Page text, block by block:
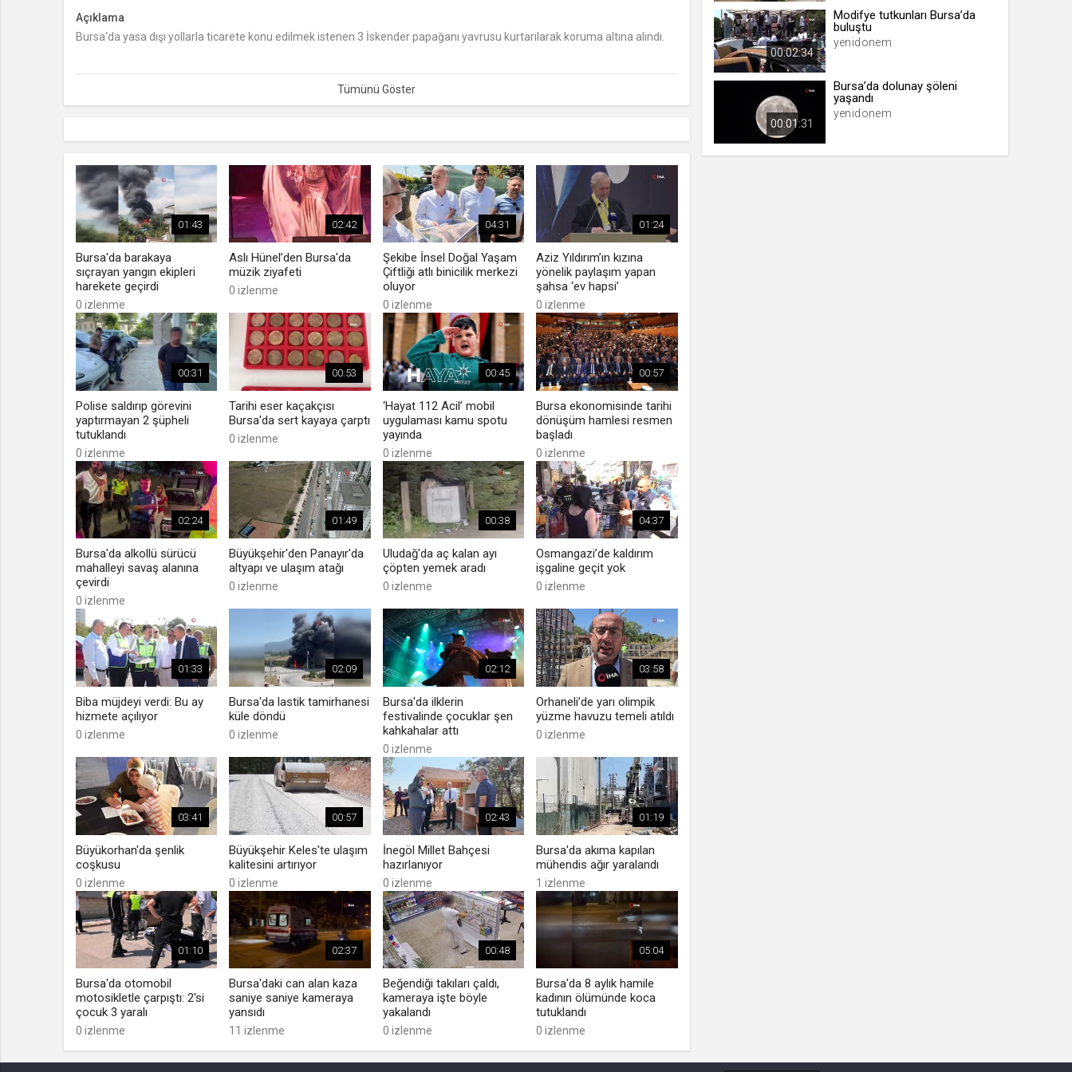
Açıklama
Bursa'da yasa dışı yollarla ticarete konu edilmek istenen 3 İskender papağanı yavrusu kurtarılarak koruma altına alındı.
01:43
Bursa'da barakaya
sıçrayan yangın ekipleri
harekete geçirdi
0 izlenme
02:42
Aslı Hünel’den Bursa'da
müzik ziyafeti
0 izlenme
04:31
Şekibe İnsel Doğal Yaşam
Çiftliği atlı binicilik merkezi
oluyor
0 izlenme
01:24
Aziz Yıldırım’ın kızına
yönelik paylaşım yapan
şahsa ‘ev hapsi’
0 izlenme
00:31
Polise saldırıp görevini
yaptırmayan 2 şüpheli
tutuklandı
0 izlenme
00:53
Tarihi eser kaçakçısı
Bursa'da sert kayaya çarptı
0 izlenme
00:45
‘Hayat 112 Acil’ mobil
uygulaması kamu spotu
yayında
0 izlenme
00:57
Bursa ekonomisinde tarihi
dönüşüm hamlesi resmen
başladı
0 izlenme
02:24
Bursa'da alkollü sürücü
mahalleyi savaş alanına
çevirdi
0 izlenme
01:49
Büyükşehir'den Panayır'da
altyapı ve ulaşım atağı
0 izlenme
00:38
Uludağ'da aç kalan ayı
çöpten yemek aradı
0 izlenme
04:37
Osmangazi’de kaldırım
işgaline geçit yok
0 izlenme
01:33
Biba müjdeyi verdi: Bu ay
hizmete açılıyor
0 izlenme
02:09
Bursa'da lastik tamirhanesi
küle döndü
0 izlenme
02:12
Bursa'da ilklerin
festivalinde çocuklar şen
kahkahalar attı
0 izlenme
03:58
Orhaneli’de yarı olimpik
yüzme havuzu temeli atıldı
0 izlenme
03:41
Büyükorhan'da şenlik
coşkusu
0 izlenme
00:57
Büyükşehir Keles'te ulaşım
kalitesini artırıyor
0 izlenme
02:43
İnegöl Millet Bahçesi
hazırlanıyor
0 izlenme
01:19
Bursa'da akıma kapılan
mühendis ağır yaralandı
1 izlenme
01:10
Bursa'da otomobil
motosikletle çarpıştı: 2'si
çocuk 3 yaralı
0 izlenme
02:37
Bursa'daki can alan kaza
saniye saniye kameraya
yansıdı
11 izlenme
00:48
Beğendiği takıları çaldı,
kameraya işte böyle
yakalandı
0 izlenme
05:04
Bursa'da 8 aylık hamile
kadının ölümünde koca
tutuklandı
0 izlenme
00:02:34
Modifye tutkunları Bursa’da
buluştu
yenidonem
00:01:31
Bursa’da dolunay şöleni
yaşandı
yenidonem